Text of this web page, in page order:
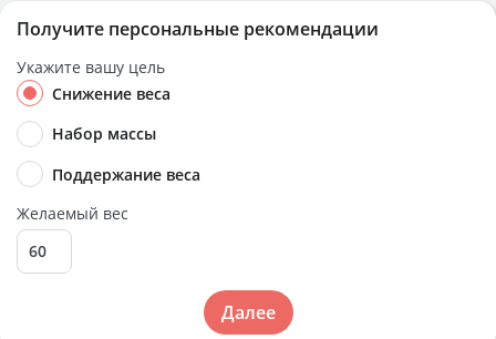
Получите персональные рекомендации
Укажите вашу цель
Снижение веса
Набор массы
Поддержание веса
Желаемый вес
Далее